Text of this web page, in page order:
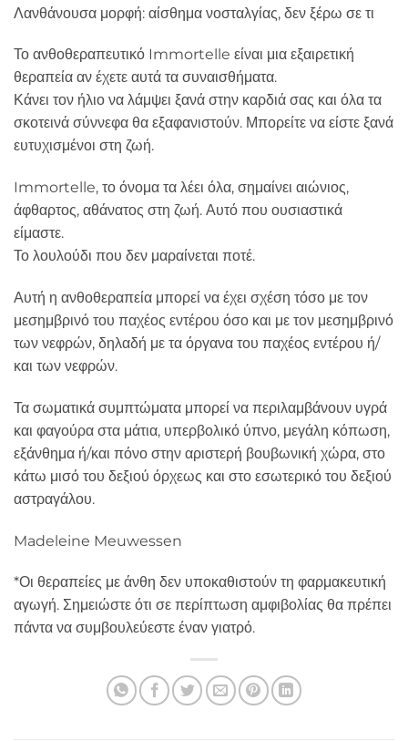
Λανθάνουσα μορφή: αίσθημα νοσταλγίας, δεν ξέρω σε τι
Το ανθοθεραπευτικό Immortelle είναι μια εξαιρετική
θεραπεία αν έχετε αυτά τα συναισθήματα.
Κάνει τον ήλιο να λάμψει ξανά στην καρδιά σας και όλα τα
σκοτεινά σύννεφα θα εξαφανιστούν. Μπορείτε να είστε ξανά
ευτυχισμένοι στη ζωή.
Immortelle, το όνομα τα λέει όλα, σημαίνει αιώνιος,
άφθαρτος, αθάνατος στη ζωή. Αυτό που ουσιαστικά
είμαστε.
Το λουλούδι που δεν μαραίνεται ποτέ.
Αυτή η ανθοθεραπεία μπορεί να έχει σχέση τόσο με τον
μεσημβρινό του παχέος εντέρου όσο και με τον μεσημβρινό
των νεφρών, δηλαδή με τα όργανα του παχέος εντέρου ή/
και των νεφρών.
Τα σωματικά συμπτώματα μπορεί να περιλαμβάνουν υγρά
και φαγούρα στα μάτια, υπερβολικό ύπνο, μεγάλη κόπωση,
εξάνθημα ή/και πόνο στην αριστερή βουβωνική χώρα, στο
κάτω μισό του δεξιού όρχεως και στο εσωτερικό του δεξιού
αστραγάλου.
Madeleine Meuwessen
*Οι θεραπείες με άνθη δεν υποκαθιστούν τη φαρμακευτική
αγωγή. Σημειώστε ότι σε περίπτωση αμφιβολίας θα πρέπει
πάντα να συμβουλεύεστε έναν γιατρό.